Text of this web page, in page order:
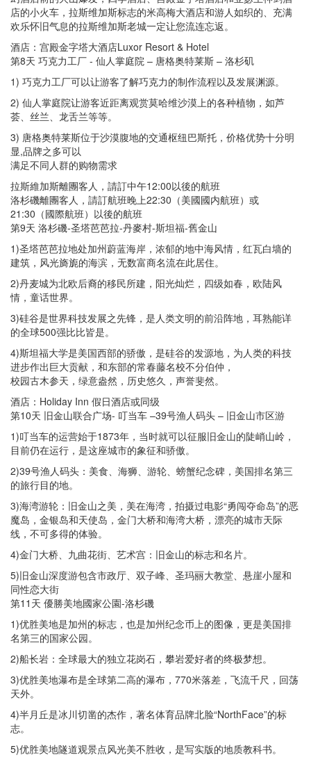
店的小火车，拉斯维加斯标志的米高梅大酒店和游人如织的、充满
欢乐怀旧气息的拉斯维加斯老城一定让您流连忘返。
酒店：宫殿金字塔大酒店Luxor Resort & Hotel
第8天 巧克力工厂 - 仙人掌庭院 – 唐格奥特莱斯 – 洛杉矶
1) 巧克力工厂可以让游客了解巧克力的制作流程以及发展渊源。
2) 仙人掌庭院让游客近距离观赏莫哈维沙漠上的各种植物，如芦
荟、丝兰、龙舌兰等等。
3) 唐格奥特莱斯位于沙漠腹地的交通枢纽巴斯托，价格优势十分明
显,品牌之多可以
满足不同人群的购物需求
拉斯維加斯離團客人，請訂中午12:00以後的航班
洛杉磯離團客人，請訂航班晚上22:30（美國國内航班）或
21:30（國際航班）以後的航班
第9天 洛杉磯-圣塔芭芭拉-丹麥村-斯坦福-舊金山
1)圣塔芭芭拉地处加州蔚蓝海岸，浓郁的地中海风情，红瓦白墙的
建筑，风光旖旎的海滨，无数富商名流在此居住。
2)丹麦城为北欧后裔的移民所建，阳光灿烂，四级如春，欧陆风
情，童话世界。
3)硅谷是世界科技发展之先锋，是人类文明的前沿阵地，耳熟能详
的全球500强比比皆是。
4)斯坦福大学是美国西部的骄傲，是硅谷的发源地，为人类的科技
进步作出巨大贡献，和东部的常春藤名校不分伯仲，
校园古木参天，绿意盎然，历史悠久，声誉斐然。
酒店：Holiday Inn 假日酒店或同级
第10天 旧金山联合广场- 叮当车 –39号渔人码头 – 旧金山市区游
1)叮当车的运营始于1873年，当时就可以征服旧金山的陡峭山岭，
目前仍在运行，是这座城市的象征和骄傲。
2)39号渔人码头：美食、海狮、游轮、螃蟹纪念碑，美国排名第三
的旅行目的地。
3)海湾游轮：旧金山之美，美在海湾，拍摄过电影“勇闯夺命岛”的恶
魔岛，金银岛和天使岛，金门大桥和海湾大桥，漂亮的城市天际
线，不可多得的体验。
4)金门大桥、九曲花街、艺术宫：旧金山的标志和名片。
5)旧金山深度游包含市政厅、双子峰、圣玛丽大教堂、悬崖小屋和
同性恋大街
第11天 優勝美地國家公園-洛杉磯
1)优胜美地是加州的标志，也是加州纪念币上的图像，更是美国排
名第三的国家公园。
2)船长岩：全球最大的独立花岗石，攀岩爱好者的终极梦想。
3)优胜美地瀑布是全球第二高的瀑布，770米落差，飞流千尺，回荡
天外。
4)半月丘是冰川切凿的杰作，著名体育品牌北脸“NorthFace”的标
志。
5)优胜美地隧道观景点风光美不胜收，是写实版的地质教科书。